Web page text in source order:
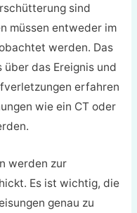
sind
müssen entweder im
werden. Das
das Ereignis und
erfahren
wie ein CT oder
werden zur
Es ist wichtig, die
genau zu